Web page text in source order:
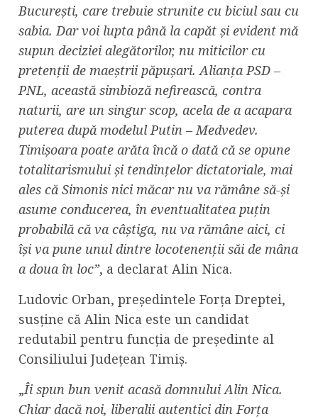
București, care trebuie strunite cu biciul sau cu
sabia. Dar voi lupta până la capăt și evident mă
supun deciziei alegătorilor, nu miticilor cu
pretenții de maeștrii păpușari. Alianța PSD –
PNL, această simbioză nefirească, contra
naturii, are un singur scop, acela de a acapara
puterea după modelul Putin – Medvedev.
Timișoara poate arăta încă o dată că se opune
totalitarismului și tendințelor dictatoriale, mai
ales că Simonis nici măcar nu va rămâne să-și
asume conducerea, în eventualitatea puțin
probabilă că va câștiga, nu va rămâne aici, ci
își va pune unul dintre locotenenții săi de mâna
a doua în loc”, a declarat Alin Nica.
Ludovic Orban, președintele Forța Dreptei,
susține că Alin Nica este un candidat
redutabil pentru funcția de președinte al
Consiliului Județean Timiș.
„Îi spun bun venit acasă domnului Alin Nica.
Chiar dacă noi, liberalii autentici din Forța